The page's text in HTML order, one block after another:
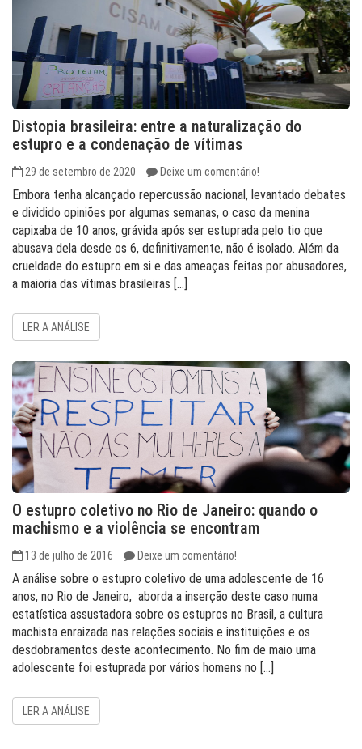
Distopia brasileira: entre a naturalização do
estupro e a condenação de vítimas
29 de setembro de 2020 Deixe um comentário!
Embora tenha alcançado repercussão nacional, levantado debates
e dividido opiniões por algumas semanas, o caso da menina
capixaba de 10 anos, grávida após ser estuprada pelo tio que
abusava dela desde os 6, definitivamente, não é isolado. Além da
crueldade do estupro em si e das ameaças feitas por abusadores,
a maioria das vítimas brasileiras […]
LER A ANÁLISE
O estupro coletivo no Rio de Janeiro: quando o
machismo e a violência se encontram
13 de julho de 2016 Deixe um comentário!
A análise sobre o estupro coletivo de uma adolescente de 16
anos, no Rio de Janeiro, aborda a inserção deste caso numa
estatística assustadora sobre os estupros no Brasil, a cultura
machista enraizada nas relações sociais e instituições e os
desdobramentos deste acontecimento. No fim de maio uma
adolescente foi estuprada por vários homens no […]
LER A ANÁLISE